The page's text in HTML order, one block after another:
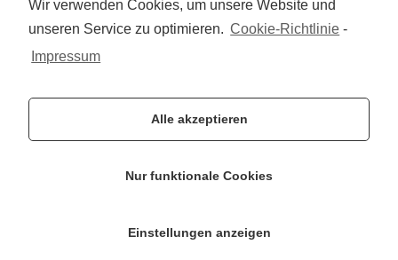
Wir verwenden Cookies, um unsere Website und
unseren Service zu optimieren. Cookie-Richtlinie -
Impressum
Alle akzeptieren
Nur funktionale Cookies
Einstellungen anzeigen
Puls. Sie fühlt eine leichte heitere Freude,